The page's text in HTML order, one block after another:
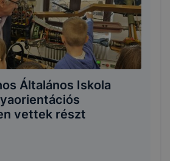
Általános Iskola
vettek részt